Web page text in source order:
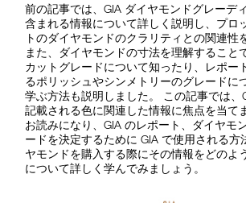
前の記事では、GIA ダイヤモンドグレーデ
含まれる情報について詳しく説明し、プロ
トのダイヤモンドのクラリティとの関連性
また、ダイヤモンドの寸法を理解すること
カットグレードについて知ったり、レポー
るポリッシュやシンメトリーのグレードに
学ぶ方法も説明しました。 この記事では、
記載される色に関連した情報に焦点を当て
お読みになり、GIA のレポート、ダイヤモ
ードを決定するために GIA で使用される方
ヤモンドを購入する際にその情報をどのよ
について詳しく学んでみましょう。